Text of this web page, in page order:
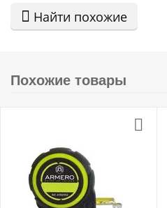
Найти похожие
Похожие товары